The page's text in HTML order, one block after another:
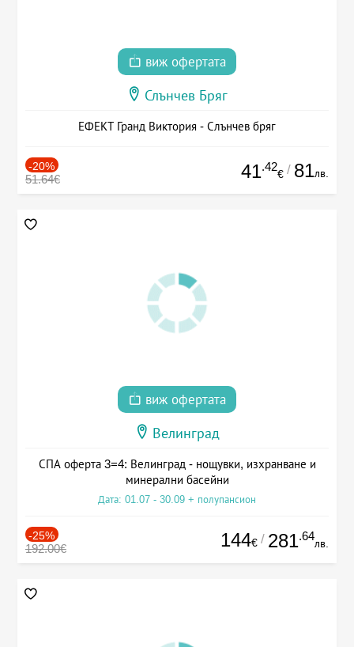
виж офертата
Слънчев Бряг
ЕФЕКТ Гранд Виктория - Слънчев бряг
-20%
51.64€ 41.42
€ / 81лв.
виж офертата
Велинград
СПА оферта 3=4: Велинград - нощувки, изхранване и
минерални басейни
Дата: 01.07 - 30.09 + полупансион
-25%
192.00€ 144€ / 281.64
лв.